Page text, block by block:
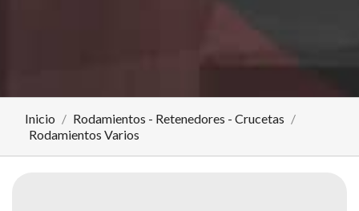
Inicio
Rodamientos - Retenedores - Crucetas
Rodamientos Varios